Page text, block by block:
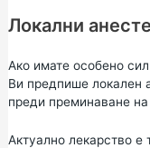
Локални
Ако имате особено
Ви предпише локален
преди преминаване
Актуално лекарство е